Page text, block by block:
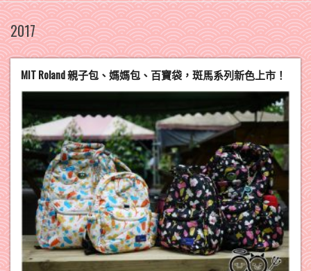
2017
MIT Roland 親子包、媽媽包、百寶袋，斑馬系列新色上市！